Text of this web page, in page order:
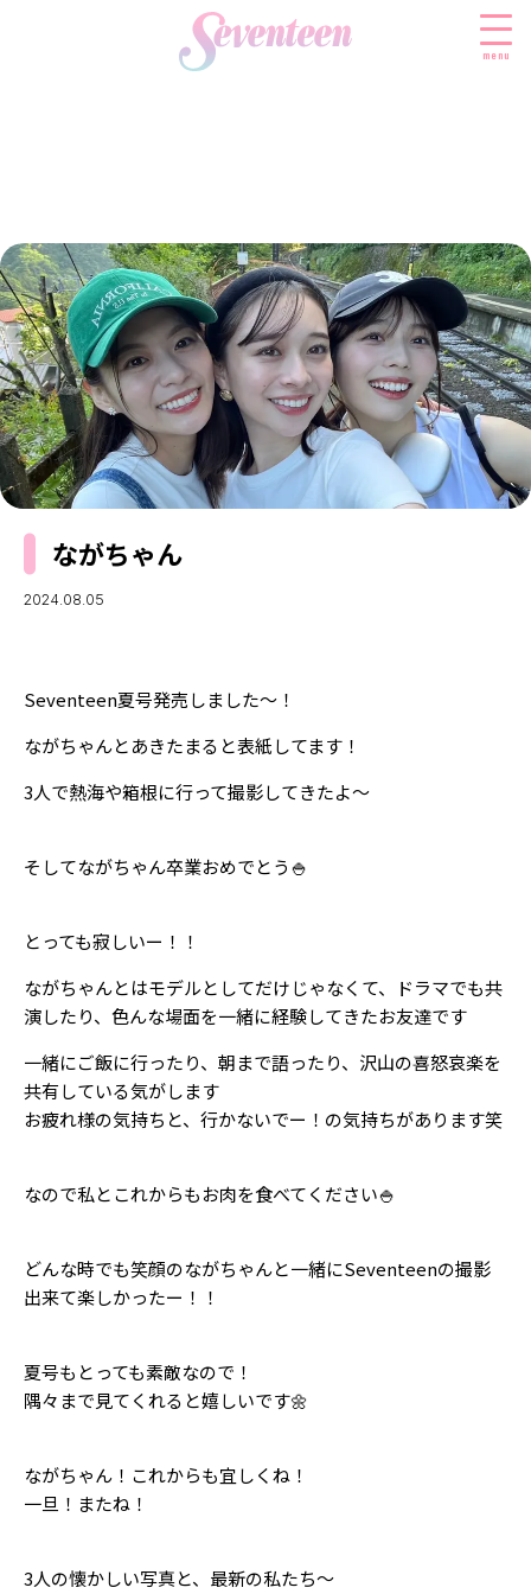
menu
FASHION
ファッションニュース
モデル私服
着回し
着痩せ
BEAUTY
ビューティニュース
トレンドメイク
ベストコスメ
ヘアアレンジ・ヘアケア
スキンケア
ボディケア
SCHOOL
スクールニュース
制服コーデ
学校ヘアメイク
勉強・受験・進路
ENTERTAINMENT
エンタメニュース
なにわ男子
K-POP
LIFESTYLE
ライフスタイルニュース
JKランキング・アワード
モデルの購入品
おでかけ
JK TREND
MODELS
MODEL'S BLOG
Instagram
YouTube
FORTUNE
ミスセブンティーンニュース
MAGAZINE
INFORMATION
Seventeenについて
Follow us
ST member
ながちゃん
2024.08.05
Seventeen夏号発売しました〜！
ながちゃんとあきたまると表紙してます！
3人で熱海や箱根に行って撮影してきたよ〜
そしてながちゃん卒業おめでとう🍚
とっても寂しいー！！
ながちゃんとはモデルとしてだけじゃなくて、ドラマでも共
演したり、色んな場面を一緒に経験してきたお友達です
一緒にご飯に行ったり、朝まで語ったり、沢山の喜怒哀楽を
共有している気がします
お疲れ様の気持ちと、行かないでー！の気持ちがあります笑
なので私とこれからもお肉を食べてください🍚
どんな時でも笑顔のながちゃんと一緒にSeventeenの撮影
出来て楽しかったー！！
夏号もとっても素敵なので！
隅々まで見てくれると嬉しいです🌼
ながちゃん！これからも宜しくね！
一旦！またね！
3人の懐かしい写真と、最新の私たち〜